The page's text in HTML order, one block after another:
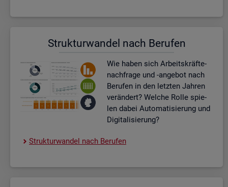
Struk­tur­wan­del nach Be­ru­fen
Wie haben sich Ar­beits­kräf­te­
nach­fra­ge und -an­ge­bot nach
Be­ru­fen in den letz­ten Jah­ren
ver­än­dert? Wel­che Rolle spie­
len dabei Au­to­ma­ti­sie­rung und
Di­gi­ta­li­sie­rung?
Struk­tur­wan­del nach Be­ru­fen